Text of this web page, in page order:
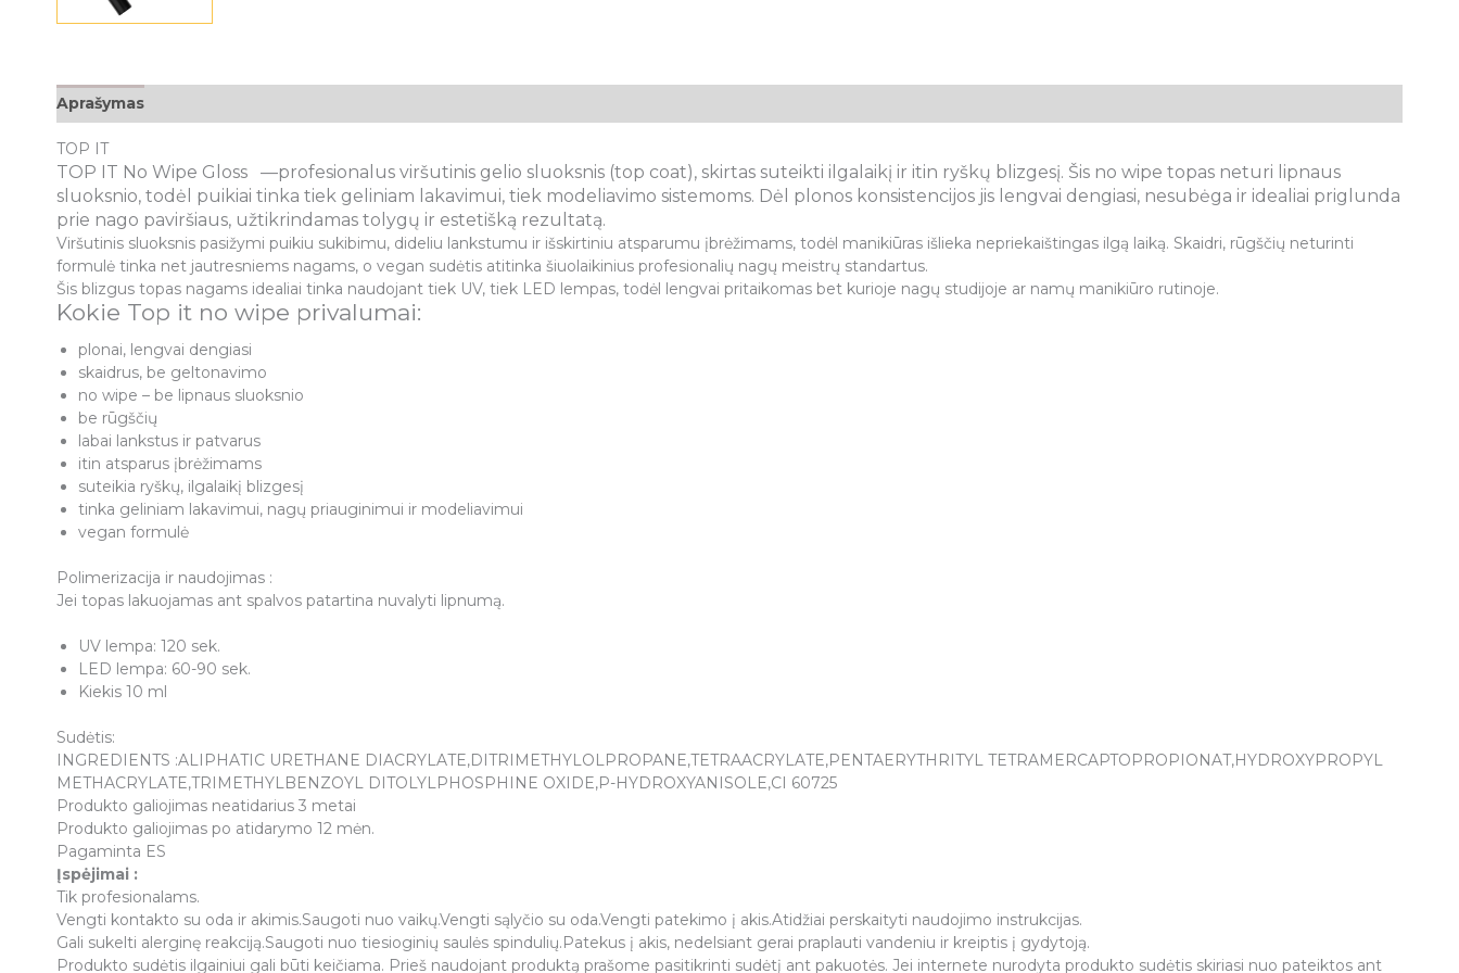
Aprašymas
TOP IT
TOP IT No Wipe Gloss —profesionalus viršutinis gelio sluoksnis (top coat), skirtas suteikti ilgalaikį ir itin ryškų blizgesį. Šis no wipe topas neturi lipnaus
sluoksnio, todėl puikiai tinka tiek geliniam lakavimui, tiek modeliavimo sistemoms. Dėl plonos konsistencijos jis lengvai dengiasi, nesubėga ir idealiai priglunda
prie nago paviršiaus, užtikrindamas tolygų ir estetišką rezultatą.
Viršutinis sluoksnis pasižymi puikiu sukibimu, dideliu lankstumu ir išskirtiniu atsparumu įbrėžimams, todėl manikiūras išlieka nepriekaištingas ilgą laiką. Skaidri, rūgščių neturinti
formulė tinka net jautresniems nagams, o vegan sudėtis atitinka šiuolaikinius profesionalių nagų meistrų standartus.
Šis blizgus topas nagams idealiai tinka naudojant tiek UV, tiek LED lempas, todėl lengvai pritaikomas bet kurioje nagų studijoje ar namų manikiūro rutinoje.
Kokie Top it no wipe privalumai:
plonai, lengvai dengiasi
skaidrus, be geltonavimo
no wipe – be lipnaus sluoksnio
be rūgščių
labai lankstus ir patvarus
itin atsparus įbrėžimams
suteikia ryškų, ilgalaikį blizgesį
tinka geliniam lakavimui, nagų priauginimui ir modeliavimui
vegan formulė
Polimerizacija ir naudojimas :
Jei topas lakuojamas ant spalvos patartina nuvalyti lipnumą.
UV lempa: 120 sek.
LED lempa: 60-90 sek.
Kiekis 10 ml
Sudėtis:
INGREDIENTS :ALIPHATIC URETHANE DIACRYLATE,DITRIMETHYLOLPROPANE,TETRAACRYLATE,PENTAERYTHRITYL TETRAMERCAPTOPROPIONAT,HYDROXYPROPYL
METHACRYLATE,TRIMETHYLBENZOYL DITOLYLPHOSPHINE OXIDE,P-HYDROXYANISOLE,CI 60725
Produkto galiojimas neatidarius 3 metai
Produkto galiojimas po atidarymo 12 mėn.
Pagaminta ES
Įspėjimai :
Tik profesionalams.
Vengti kontakto su oda ir akimis.Saugoti nuo vaikų.Vengti sąlyčio su oda.Vengti patekimo į akis.Atidžiai perskaityti naudojimo instrukcijas.
Gali sukelti alerginę reakciją.Saugoti nuo tiesioginių saulės spindulių.Patekus į akis, nedelsiant gerai praplauti vandeniu ir kreiptis į gydytoją.
Produkto sudėtis ilgainiui gali būti keičiama. Prieš naudojant produktą prašome pasitikrinti sudėtį ant pakuotės. Jei internete nurodyta produkto sudėtis skiriasi nuo pateiktos ant